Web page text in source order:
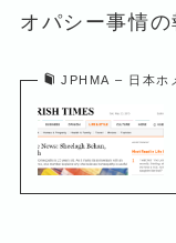
オパシー事情の
JPHMA – 日本ホ